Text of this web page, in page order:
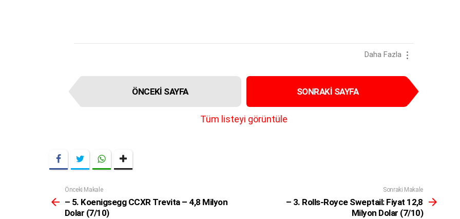
Daha Fazla
I
t
e
v
i
g
a
t
ÖNCEKI SAYFA SONRAKI SAYFA
Tüm listeyi görüntüle
Daha
Fazla
Önceki Makale
– 5. Koenigsegg CCXR Trevita – 4,8 Milyon
Dolar (7/10)
Sonraki Makale
– 3. Rolls-Royce Sweptail: Fiyat 12,8
Milyon Dolar (7/10)